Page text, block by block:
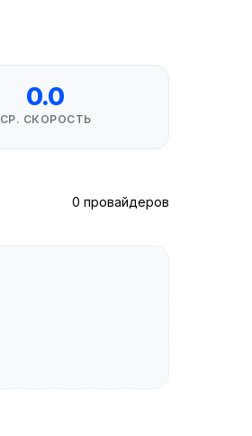
0.0
СР. СКОРОСТЬ
0 провайдеров